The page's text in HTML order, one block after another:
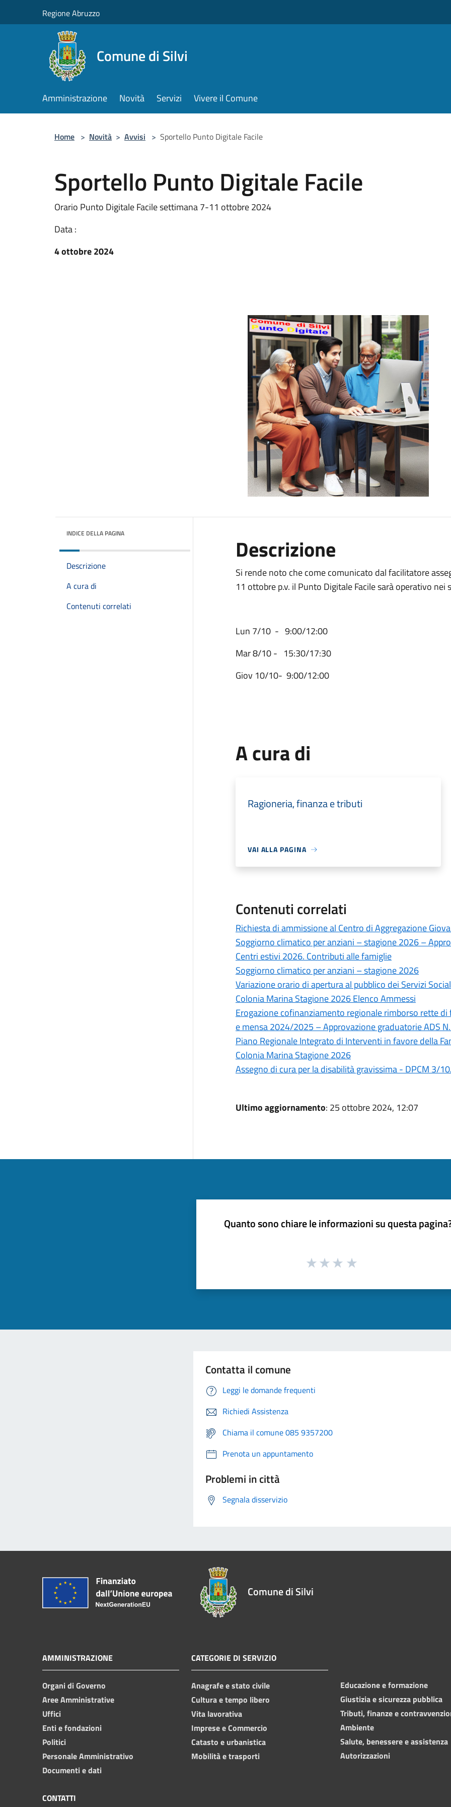
Regione Abruzzo
Comune di Silvi
Amministrazione Novità Servizi Vivere il Comune
Home > Novità > Avvisi > Sportello Punto Digitale Facile
Sportello Punto Digitale Facile
Orario Punto Digitale Facile settimana 7-11 ottobre 2024
Data :
4 ottobre 2024
INDICE DELLA PAGINA
Descrizione
A cura di
Contenuti correlati
Descrizione
Si rende noto che come comunicato dal facilitatore
11 ottobre p.v. il Punto Digitale Facile sarà operativo nei
Lun 7/10 - 9:00/12:00
Mar 8/10 - 15:30/17:30
Giov 10/10- 9:00/12:00
A cura di
Ragioneria, finanza e tributi
VAI ALLA PAGINA
Contenuti correlati
Richiesta di ammissione al Centro di Aggregazione
Soggiorno climatico per anziani – stagione 2026 –
Centri estivi 2026. Contributi alle famiglie
Soggiorno climatico per anziani – stagione 2026
Variazione orario di apertura al pubblico dei Servizi
Colonia Marina Stagione 2026 Elenco Ammessi
Erogazione cofinanziamento regionale rimborso rette
e mensa 2024/2025 – Approvazione graduatorie ADS
Piano Regionale Integrato di Interventi in favore della
Colonia Marina Stagione 2026
Assegno di cura per la disabilità gravissima - DPCM 3/
Ultimo aggiornamento: 25 ottobre 2024, 12:07
Quanto sono chiare le informazioni su questa
Contatta il comune
Leggi le domande frequenti
Richiedi Assistenza
Chiama il comune 085 9357200
Prenota un appuntamento
Problemi in città
Segnala disservizio
Comune di Silvi
AMMINISTRAZIONE
Organi di Governo
Aree Amministrative
Uffici
Enti e fondazioni
Politici
Personale Amministrativo
Documenti e dati
CATEGORIE DI SERVIZIO
Anagrafe e stato civile
Cultura e tempo libero
Vita lavorativa
Imprese e Commercio
Catasto e urbanistica
Mobilità e trasporti
Educazione e formazione
Giustizia e sicurezza pubblica
Tributi, finanze e
Ambiente
Salute, benessere e assistenza
Autorizzazioni
CONTATTI